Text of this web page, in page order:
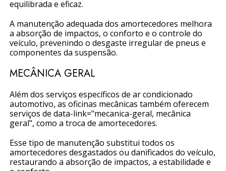
equilibrada e eficaz.
A manutenção adequada dos amortecedores melhora
a absorção de impactos, o conforto e o controle do
veículo, prevenindo o desgaste irregular de pneus e
componentes da suspensão.
MECÂNICA GERAL
Além dos serviços específicos de ar condicionado
automotivo, as oficinas mecânicas também oferecem
serviços de data-link="mecanica-geral, mecânica
geral", como a troca de amortecedores.
Esse tipo de manutenção substitui todos os
amortecedores desgastados ou danificados do veículo,
restaurando a absorção de impactos, a estabilidade e